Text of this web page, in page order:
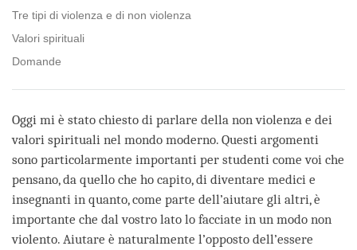
facebook
Tre tipi di violenza e di non violenza
Valori spirituali
Domande
Oggi mi è stato chiesto di parlare della non violenza e dei
valori spirituali nel mondo moderno. Questi argomenti
sono particolarmente importanti per studenti come voi che
pensano, da quello che ho capito, di diventare medici e
insegnanti in quanto, come parte dell’aiutare gli altri, è
importante che dal vostro lato lo facciate in un modo non
violento. Aiutare è naturalmente l’opposto dell’essere